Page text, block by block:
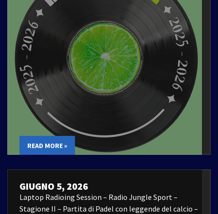
READ MORE »
GIUGNO 5, 2026
Laptop Radioing Session – Radio Jungle Sport –
Stagione II – Partita di Padel con leggende del calcio –